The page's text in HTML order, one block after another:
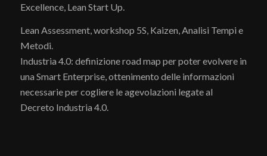
Excellence, Lean Start Up.
Lean Assessment, workshop 5S, Kaizen, Analisi Tempi e
Metodi.
Industria 4.0: definizione road map per poter evolvere in
una Smart Enterprise, ottenimento delle informazioni
necessarie per cogliere le agevolazioni legate al
Decreto Industria 4.0.